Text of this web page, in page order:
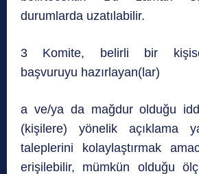
durumlarda uzatılabilir.
3 Komite, belirli bir
başvuruyu hazırlayan(lar)
a ve/ya da mağdur olduğu
(kişilere) yönelik
taleplerini kolaylaştırmak
erişilebilir, mümkün olduğu